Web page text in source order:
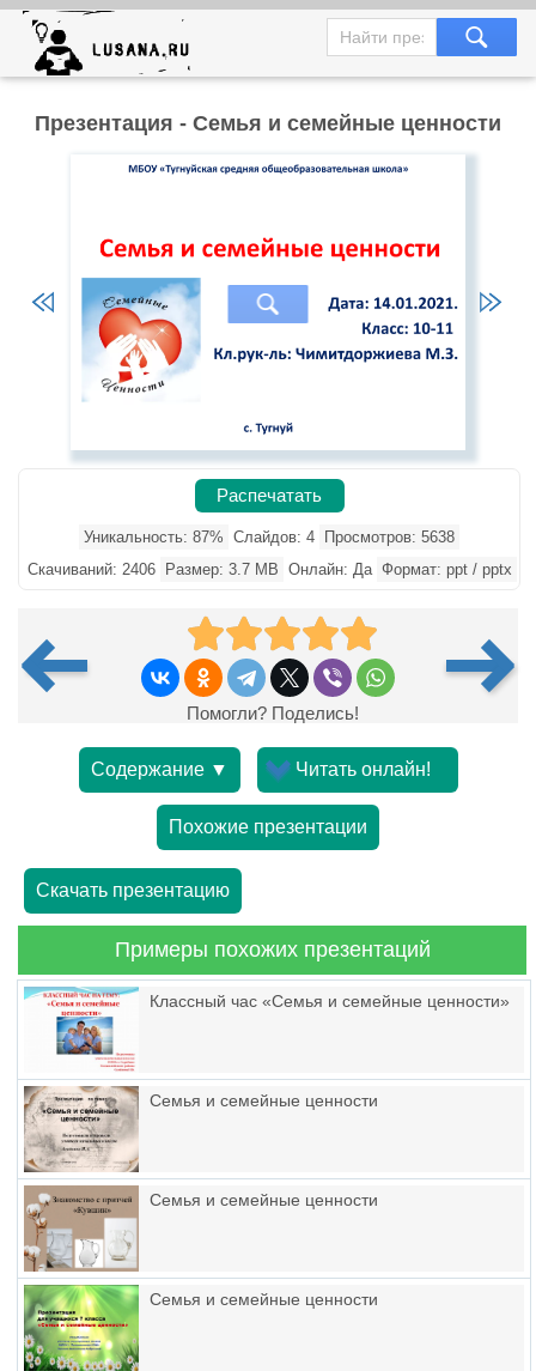
Презентация - Семья и семейные ценности
Распечатать
Уникальность: 87% Слайдов: 4
Просмотров: 5638
Скачиваний: 2406
Размер: 3.7 MB Онлайн: Да Формат: ppt / pptx
Помогли? Поделись!
Содержание ▼ Читать онлайн!
Похожие презентации
Скачать презентацию
Примеры похожих презентаций
Классный час «Семья и семейные ценности»
Семья и семейные ценности
Семья и семейные ценности
Семья и семейные ценности